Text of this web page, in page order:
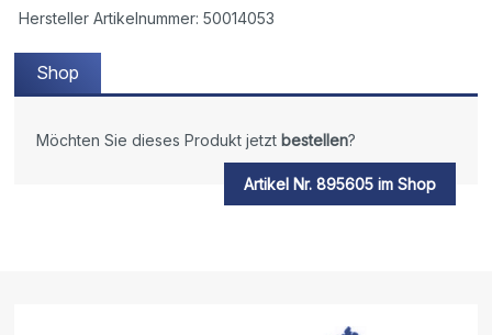
Hersteller Artikelnummer: 50014053
Shop
Möchten Sie dieses Produkt jetzt bestellen?
Artikel Nr. 895605 im Shop